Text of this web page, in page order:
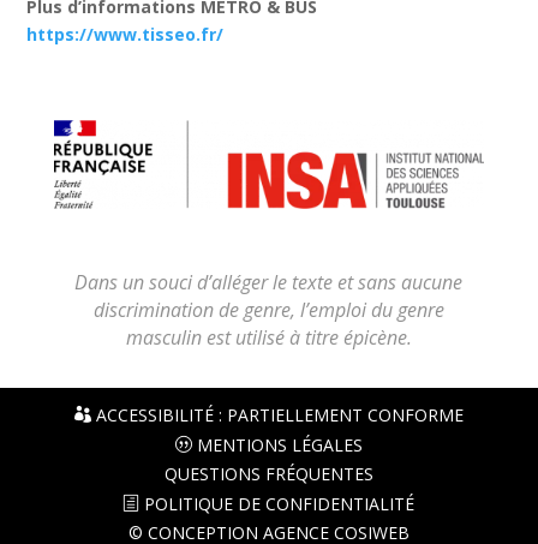
Plus d’informations MÉTRO & BUS
https://www.tisseo.fr/
Dans un souci d’alléger le texte et sans aucune
discrimination de genre, l’emploi du genre
masculin est utilisé à titre épicène.
ACCESSIBILITÉ : PARTIELLEMENT CONFORME
MENTIONS LÉGALES
QUESTIONS FRÉQUENTES
POLITIQUE DE CONFIDENTIALITÉ
© CONCEPTION AGENCE COSIWEB